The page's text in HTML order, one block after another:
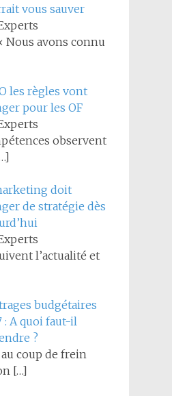
vous sauver
Nous avons connu
les règles vont
pour les OF
observent
doit
de stratégie dès
l’actualité et
budgétaires
: A quoi faut-il
?
au coup de frein
[…]